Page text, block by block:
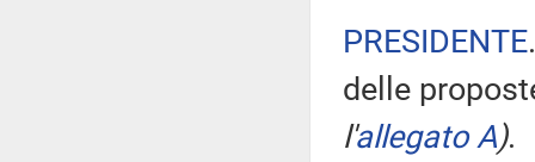
PRESIDENTE
delle
l'allegato A).